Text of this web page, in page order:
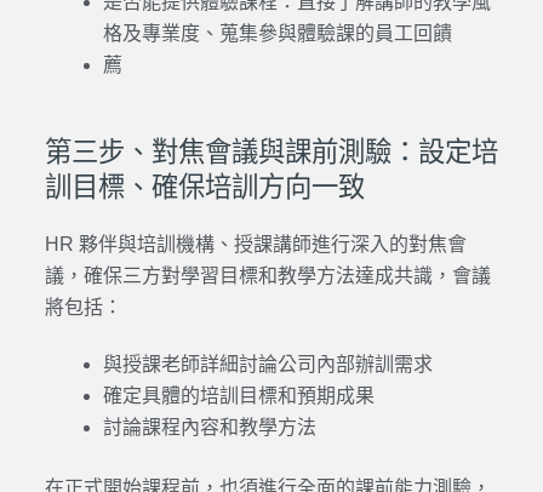
格及專業度、蒐集參與體驗課的員工回饋
薦
第三步、對焦會議與課前測驗：設定培
訓目標、確保培訓方向一致
HR 夥伴與培訓機構、授課講師進行深入的對焦會
議，確保三方對學習目標和教學方法達成共識，會議
將包括：
與授課老師詳細討論公司內部辦訓需求
確定具體的培訓目標和預期成果
討論課程內容和教學方法
在正式開始課程前，也須進行全面的課前能力測驗，